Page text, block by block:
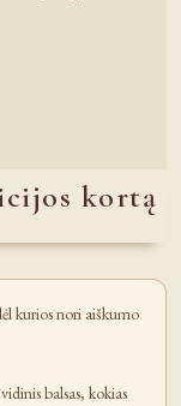
kortą
kurios nori aiškumo
balsas, kokias